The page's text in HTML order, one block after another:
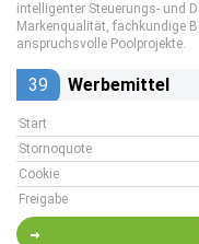
intelligenter Steuerungs- und
Markenqualität, fachkundige
anspruchsvolle Poolprojekte.
39 Werbemittel
Start
Stornoquote
Cookie
Freigabe